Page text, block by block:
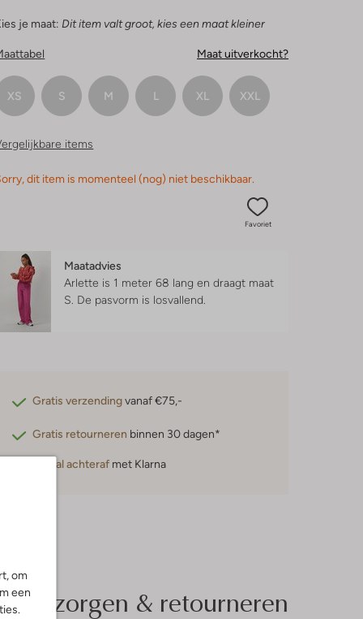
om
een
je maat: Dit item valt groot, kies een maat kleiner
Maat uitverkocht?
XS S M L XL XXL
items
dit item is momenteel (nog) niet beschikbaar.
Favoriet
Maatadvies
Arlette is 1 meter 68 lang en draagt maat
S. De pasvorm is losvallend
Gratis verzendingvanaf €75,-
Gratis retourneren binnen 30 dagen*
Betaal achteraf met Klarna
Bezorgen & retourneren